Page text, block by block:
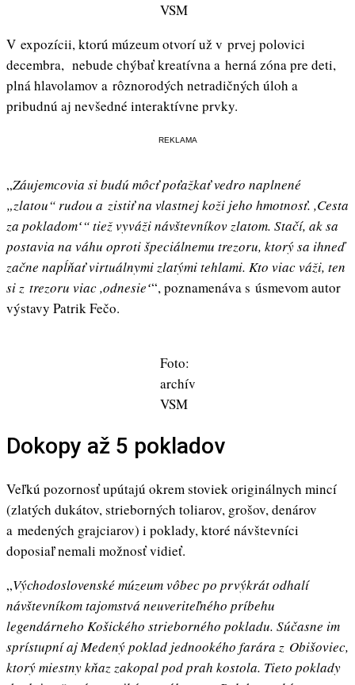
VSM
V expozícii, ktorú múzeum otvorí už v prvej polovici
decembra, nebude chýbať kreatívna a herná zóna pre deti,
plná hlavolamov a rôznorodých netradičných úloh a
pribudnú aj nevšedné interaktívne prvky.
REKLAMA
„Záujemcovia si budú môcť poťažkať vedro naplnené
„zlatou“ rudou a zistiť na vlastnej koži jeho hmotnosť. ,Cesta
za pokladomʻ“ tiež vyváži návštevníkov zlatom. Stačí, ak sa
postavia na váhu oproti špeciálnemu trezoru, ktorý sa ihneď
začne napĺňať virtuálnymi zlatými tehlami. Kto viac váži, ten
si z trezoru viac ,odnesieʻ“, poznamenáva s úsmevom autor
výstavy Patrik Fečo.
Foto:
archív
VSM
Dokopy až 5 pokladov
Veľkú pozornosť upútajú okrem stoviek originálnych mincí
(zlatých dukátov, strieborných toliarov, grošov, denárov
a medených grajciarov) i poklady, ktoré návštevníci
doposiaľ nemali možnosť vidieť.
„Východoslovenské múzeum vôbec po prvýkrát odhalí
návštevníkom tajomstvá neuveriteľného príbehu
legendárneho Košického strieborného pokladu. Súčasne im
sprístupní aj Medený poklad jednookého farára z Obišoviec,
ktorý miestny kňaz zakopal pod prah kostola. Tieto poklady